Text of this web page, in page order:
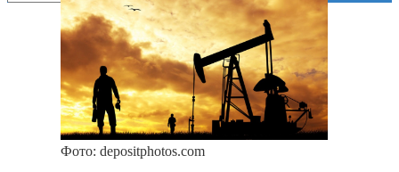
Фото: depositphotos.com